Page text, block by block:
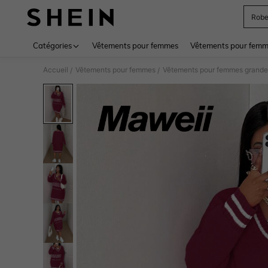
Robe
Catégories Vêtements pour femmes Vêtements pour
Accueil / Vêtements pour femmes / Vêtements pour femmes